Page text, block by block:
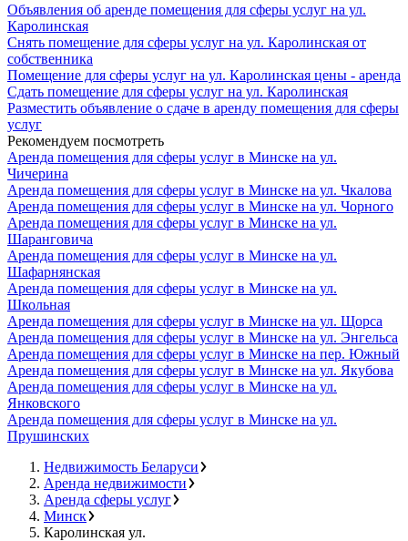
Объявления об аренде помещения для сферы услуг на ул.
Каролинская
Снять помещение для сферы услуг на ул. Каролинская от
собственника
Помещение для сферы услуг на ул. Каролинская цены - аренда
Сдать помещение для сферы услуг на ул. Каролинская
Разместить объявление о сдаче в аренду помещения для сферы
услуг
Рекомендуем посмотреть
Аренда помещения для сферы услуг в Минске на ул.
Чичерина
Аренда помещения для сферы услуг в Минске на ул. Чкалова
Аренда помещения для сферы услуг в Минске на ул. Чорного
Аренда помещения для сферы услуг в Минске на ул.
Шаранговича
Аренда помещения для сферы услуг в Минске на ул.
Шафарнянская
Аренда помещения для сферы услуг в Минске на ул.
Школьная
Аренда помещения для сферы услуг в Минске на ул. Щорса
Аренда помещения для сферы услуг в Минске на ул. Энгельса
Аренда помещения для сферы услуг в Минске на пер. Южный
Аренда помещения для сферы услуг в Минске на ул. Якубова
Аренда помещения для сферы услуг в Минске на ул.
Янковского
Аренда помещения для сферы услуг в Минске на ул.
Прушинских
Недвижимость Беларуси
Аренда недвижимости
Аренда сферы услуг
Минск
Каролинская ул.